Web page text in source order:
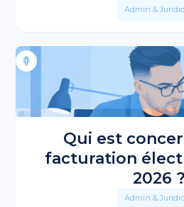
Admin &
Qui est
facturation
2026 ?
Admin &